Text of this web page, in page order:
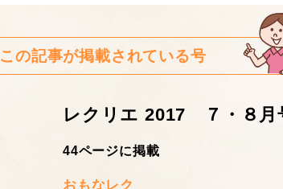
この記事が掲載されている号
レクリエ 2017 ７・８月
44ページに掲載
おもなレク